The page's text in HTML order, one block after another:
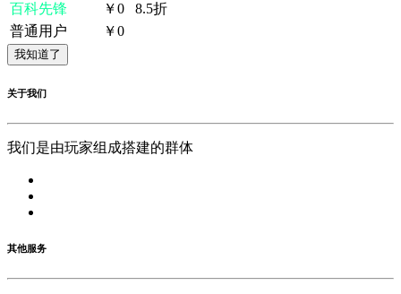
百科先锋
￥0
8.5折
普通用户
￥0
我知道了
关于我们
我们是由玩家组成搭建的群体
其他服务